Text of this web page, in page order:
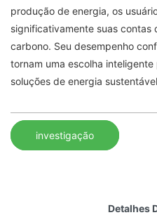
produção de energia, os
significativamente suas contas
carbono. Seu desempenho
tornam uma escolha
soluções de energia
investigação
Detalhes